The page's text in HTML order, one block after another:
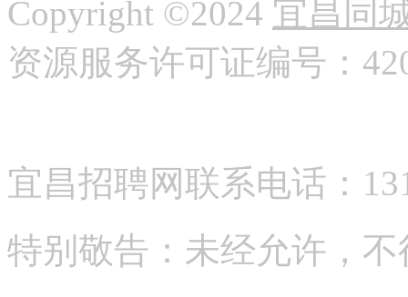
Copyright ©2024 宜昌同
资源服务许可证编号：
宜昌招聘网联系电话：
特别敬告：未经允许，